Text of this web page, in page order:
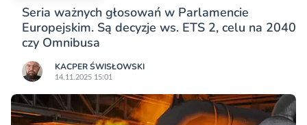
Seria ważnych głosowań w Parlamencie
Europejskim. Są decyzje ws. ETS 2, celu na 2040
czy Omnibusa
KACPER ŚWISŁO­WSKI
14.11.2025 15:01